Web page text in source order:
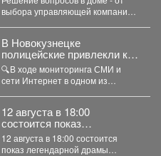
выбора управляющей компании
В Новокузнецке
полицейские привлекли к
ответственности родителей
двоих зацеперов
🔍В ходе мониторинга СМИ и
сети Интернет в одном из
видеозапись,...
12 августа в 18:00
состоится показ
легендарной драмы
«Мужики!.
12 августа в 18:00 состоится
показ легендарной драмы